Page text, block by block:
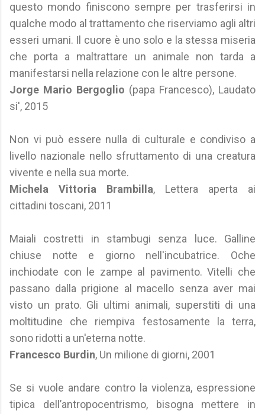
questo mondo finiscono sempre per trasferirsi in
qualche modo al trattamento che riserviamo agli altri
esseri umani. Il cuore è uno solo e la stessa miseria
che porta a maltrattare un animale non tarda a
manifestarsi nella relazione con le altre persone.
Jorge Mario Bergoglio (papa Francesco), Laudato
si', 2015
Non vi può essere nulla di culturale e condiviso a
livello nazionale nello sfruttamento di una creatura
vivente e nella sua morte.
Michela Vittoria Brambilla, Lettera aperta ai
cittadini toscani, 2011
Maiali costretti in stambugi senza luce. Galline
chiuse notte e giorno nell'incubatrice. Oche
inchiodate con le zampe al pavimento. Vitelli che
passano dalla prigione al macello senza aver mai
visto un prato. Gli ultimi animali, superstiti di una
moltitudine che riempiva festosamente la terra,
sono ridotti a un'eterna notte.
Francesco Burdin, Un milione di giorni, 2001
Se si vuole andare contro la violenza, espressione
tipica dell’antropocentrismo, bisogna mettere in